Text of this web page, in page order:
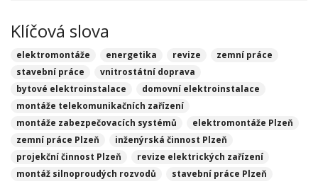
Klíčová slova
elektromontáže energetika revize
zemní práce
stavební práce
vnitrostátní doprava
bytové elektroinstalace
domovní elektroinstalace
montáže telekomunikačních zařízení
montáže zabezpečovacích systémů
elektromontáže Plzeň
zemní práce Plzeň
inženýrská činnost Plzeň
projekční činnost Plzeň
revize elektrických zařízení
montáž silnoproudých rozvodů
stavební práce Plzeň